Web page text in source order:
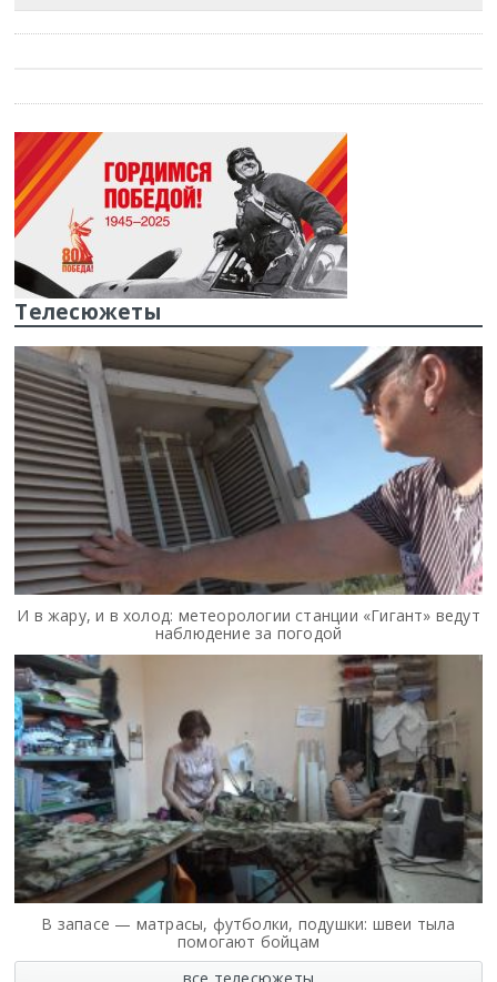
Телесюжеты
И в жару, и в холод: метеорологии станции «Гигант» ведут
наблюдение за погодой
В запасе — матрасы, футболки, подушки: швеи тыла
помогают бойцам